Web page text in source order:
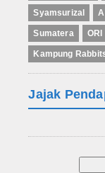
Syamsurizal
Sumatera ORI
Kampung
Jajak